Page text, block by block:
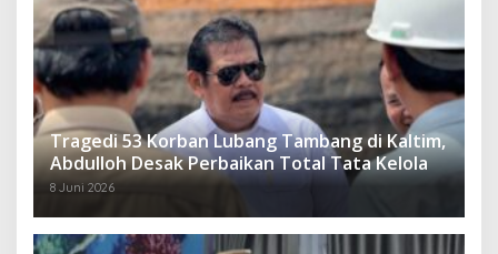
Tragedi 53 Korban Lubang Tambang di Kaltim,
Abdulloh Desak Perbaikan Total Tata Kelola
8 Juni 2026